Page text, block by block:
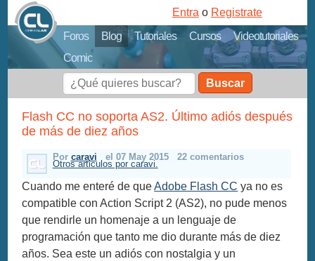
Foros Blog Tutoriales Cursos
Videotutoriales
Comic
Entra o Registrate
Buscar
Flash CC no soporta AS2. Último adiós después
de más de diez años
Por caravi el 07 May 2015 22 comentarios
Otros articulos por caravi.
Cuando me enteré de queAdobe Flash CC ya no es
compatible con Action Script 2 (AS2), no pude menos
que rendirle un homenaje a un lenguaje de
programación que tanto me dio durante más de diez
años. Sea este un adiós con nostalgia y un